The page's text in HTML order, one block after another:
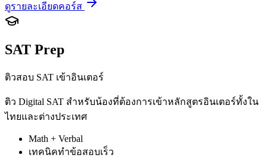
ดูรายละเอียดคอร์ส
SAT Prep
ติวสอบ SAT เข้าอินเตอร์
ติว Digital SAT สำหรับน้องที่ต้องการเข้าหลักสูตรอินเตอร์ทั้งใน
ไทยและต่างประเทศ
Math + Verbal
เทคนิคทำข้อสอบเร็ว